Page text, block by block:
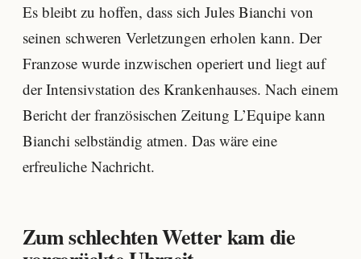
Es bleibt zu hoffen, dass sich Jules Bianchi von
seinen schweren Verletzungen erholen kann. Der
Franzose wurde inzwischen operiert und liegt auf
der Intensivstation des Krankenhauses. Nach einem
Bericht der französischen Zeitung L’Equipe kann
Bianchi selbständig atmen. Das wäre eine
erfreuliche Nachricht.
Zum schlechten Wetter kam die